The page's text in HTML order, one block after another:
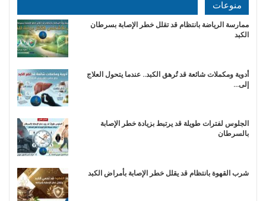
منوعات
ممارسة الرياضة بانتظام قد تقلل خطر الإصابة بسرطان
الكبد
أدوية ومكملات شائعة قد تُرهق الكبد.. عندما يتحول العلاج
إلى…
الجلوس لفترات طويلة قد يرتبط بزيادة خطر الإصابة
بالسرطان
شرب القهوة بانتظام قد يقلل خطر الإصابة بأمراض الكبد